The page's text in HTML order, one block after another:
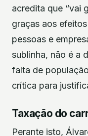
acredita que “vai
graças aos
pessoas e
sublinha, não é a
falta de
crítica para
Taxação do
Perante isto,